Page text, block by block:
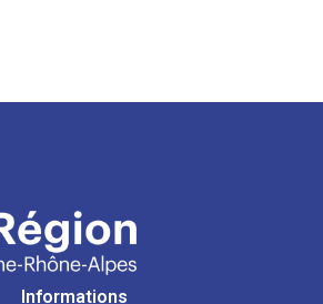
Informations